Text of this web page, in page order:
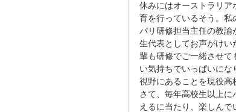
休みにはオーストラリア
育を行っているそう。私
パリ研修担当主任の教
生代表としてお声がけ
輩も研修でご一緒させて
い気持ちでいっぱいに
視野にあることを現役高
さて、毎年高校生以上
えるに当たり、楽しんで